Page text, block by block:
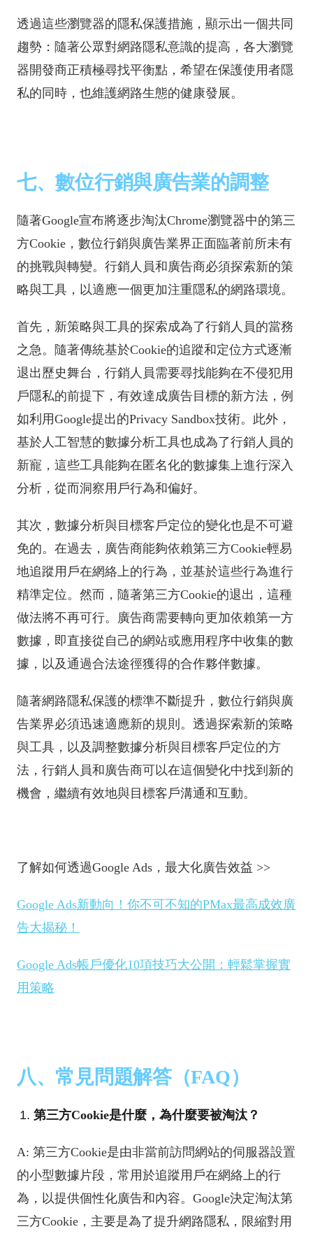
透過這些瀏覽器的隱私保護措施，顯示出一個共同
趨勢：隨著公眾對網路隱私意識的提高，各大瀏覽
器開發商正積極尋找平衡點，希望在保護使用者隱
私的同時，也維護網路生態的健康發展。
七、數位行銷與廣告業的調整
隨著Google宣布將逐步淘汰Chrome瀏覽器中的第三
方Cookie，數位行銷與廣告業界正面臨著前所未有
的挑戰與轉變。行銷人員和廣告商必須探索新的策
略與工具，以適應一個更加注重隱私的網路環境。
首先，新策略與工具的探索成為了行銷人員的當務
之急。隨著傳統基於Cookie的追蹤和定位方式逐漸
退出歷史舞台，行銷人員需要尋找能夠在不侵犯用
戶隱私的前提下，有效達成廣告目標的新方法，例
如利用Google提出的Privacy Sandbox技術。此外，
基於人工智慧的數據分析工具也成為了行銷人員的
新寵，這些工具能夠在匿名化的數據集上進行深入
分析，從而洞察用戶行為和偏好。
其次，數據分析與目標客戶定位的變化也是不可避
免的。在過去，廣告商能夠依賴第三方Cookie輕易
地追蹤用戶在網絡上的行為，並基於這些行為進行
精準定位。然而，隨著第三方Cookie的退出，這種
做法將不再可行。廣告商需要轉向更加依賴第一方
數據，即直接從自己的網站或應用程序中收集的數
據，以及通過合法途徑獲得的合作夥伴數據。
隨著網路隱私保護的標準不斷提升，數位行銷與廣
告業界必須迅速適應新的規則。透過探索新的策略
與工具，以及調整數據分析與目標客戶定位的方
法，行銷人員和廣告商可以在這個變化中找到新的
機會，繼續有效地與目標客戶溝通和互動。
了解如何透過Google Ads，最大化廣告效益 >>
Google Ads新動向！你不可不知的PMax最高成效廣
告大揭秘！
Google Ads帳戶優化10項技巧大公開：輕鬆掌握實
用策略
八、常見問題解答（FAQ）
第三方Cookie是什麼，為什麼要被淘汰？
A: 第三方Cookie是由非當前訪問網站的伺服器設置
的小型數據片段，常用於追蹤用戶在網絡上的行
為，以提供個性化廣告和內容。Google決定淘汰第
三方Cookie，主要是為了提升網路隱私，限縮對用